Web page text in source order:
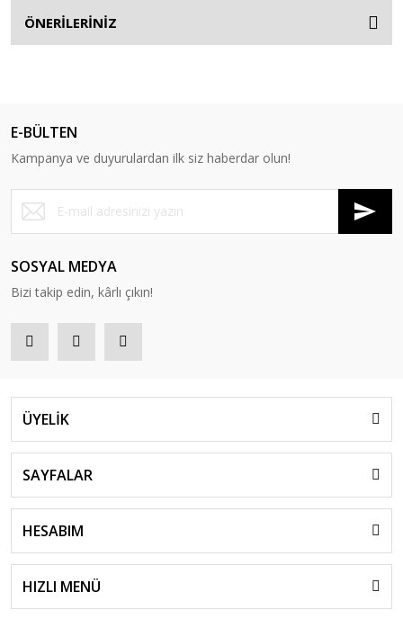
ÖNERİLERİNİZ
E-BÜLTEN
Kampanya ve duyurulardan ilk siz haberdar olun!
SOSYAL MEDYA
Bizi takip edin, kârlı çıkın!
ÜYELİK
SAYFALAR
HESABIM
HIZLI MENÜ